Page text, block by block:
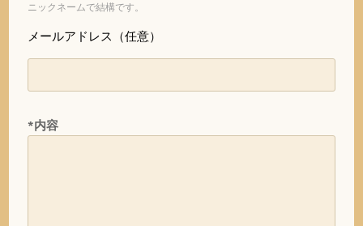
ニックネームで結構です。
メールアドレス（任意）
*内容